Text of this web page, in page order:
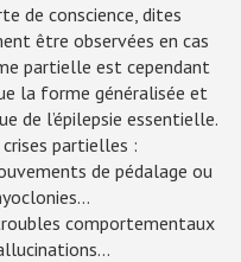
de conscience, dites
être observées en cas
partielle est cependant
la forme généralisée et
de l’épilepsie essentielle.
partielles :
de pédalage ou
comportementaux